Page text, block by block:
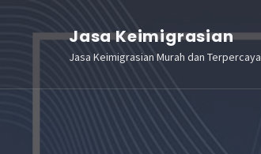
(Tekan
Jasa Keimigrasian
Jasa Keimigrasian Murah dan Terpercaya